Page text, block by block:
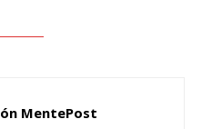
MentePost